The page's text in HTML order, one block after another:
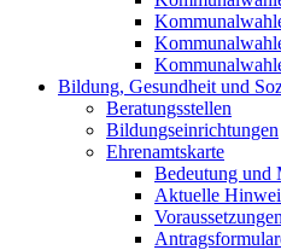
Bildung, Gesundheit und
Beratungsstellen
Bildungseinrichtungen
Ehrenamtskarte
Bedeutung und
Aktuelle
Voraussetzungen